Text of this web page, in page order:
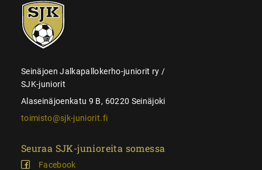
SJK-
juniorit
Seinäjoen Jalkapallokerho-juniorit ry /
SJK-juniorit
Alaseinäjoenkatu 9 B, 60220 Seinäjoki
toimisto@sjk-juniorit.fi
Seuraa SJK-junioreita somessa
Facebook